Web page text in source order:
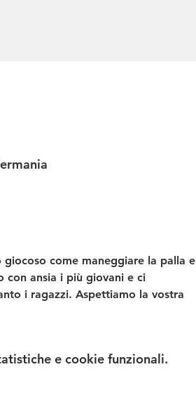
come maneggiare la palla e
con ansia i più giovani e ci
i ragazzi. Aspettiamo la vostra
e cookie funzionali.